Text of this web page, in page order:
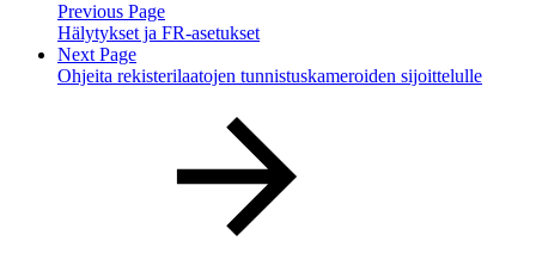
Previous Page
Hälytykset ja FR-asetukset
Next Page
Ohjeita rekisterilaatojen tunnistuskameroiden sijoittelulle